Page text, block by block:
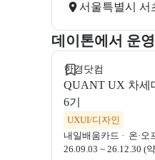
서울특별시 서
데이톤에서 운
한경닷컴
QUANT UX 차세
6기
UXUI/디자인
내일배움카드 · 온·오
26.09.03 ~ 26.12.30 (